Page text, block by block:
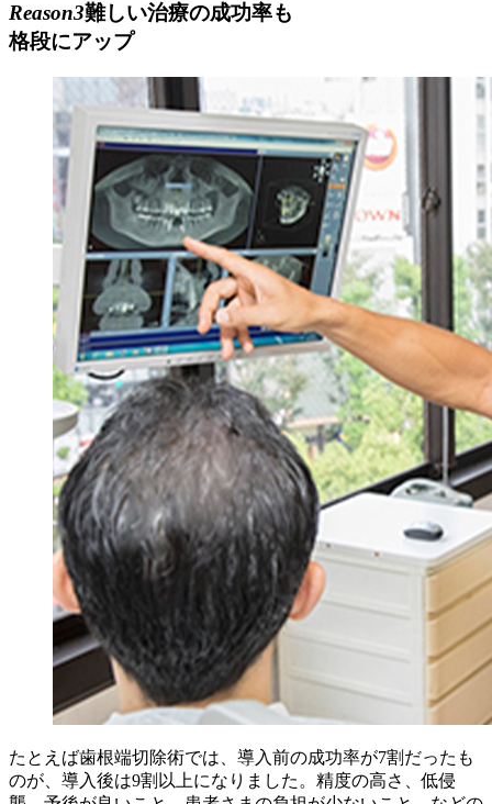
Reason3難しい治療の成功率も
格段にアップ
たとえば歯根端切除術では、導入前の成功率が7割だったも
のが、導入後は9割以上になりました。精度の高さ、低侵